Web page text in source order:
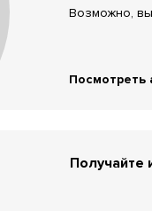
Возможно, вы
Посмотреть
Получайте